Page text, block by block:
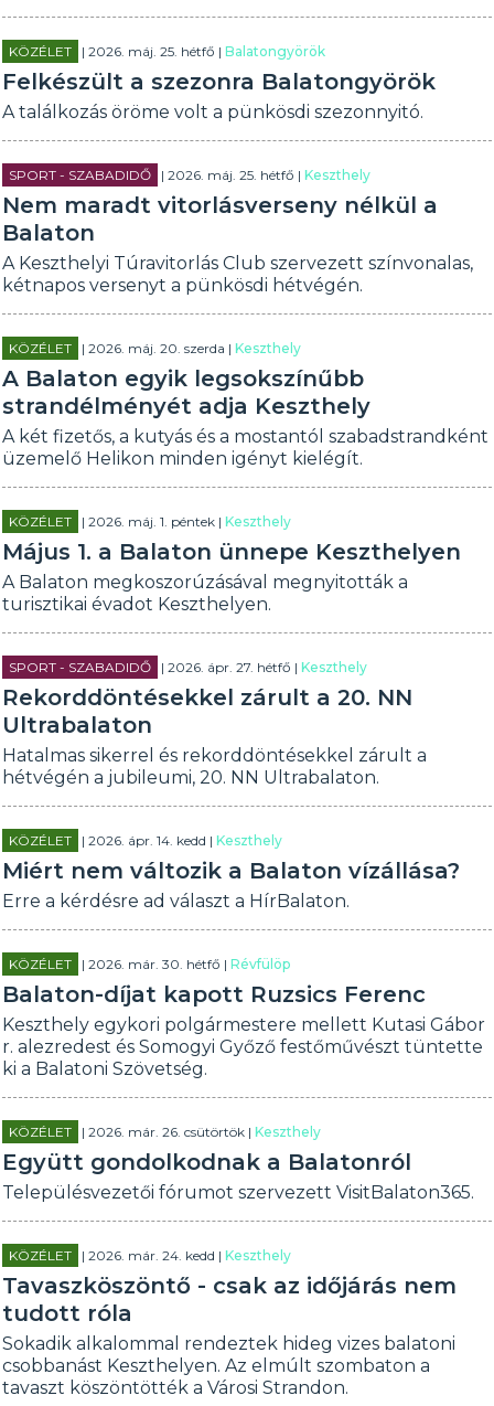
KÖZÉLET | 2026. máj. 25. hétfő |Balatongyörök
Felkészült a szezonra Balatongyörök
A találkozás öröme volt a pünkösdi szezonnyitó.
SPORT - SZABADIDŐ | 2026. máj. 25. hétfő |Keszthely
Nem maradt vitorlásverseny nélkül a
Balaton
A Keszthelyi Túravitorlás Club szervezett színvonalas,
kétnapos versenyt a pünkösdi hétvégén.
KÖZÉLET | 2026. máj. 20. szerda |Keszthely
A Balaton egyik legsokszínűbb
strandélményét adja Keszthely
A két fizetős, a kutyás és a mostantól szabadstrandként
üzemelő Helikon minden igényt kielégít.
KÖZÉLET | 2026. máj. 1. péntek |Keszthely
Május 1. a Balaton ünnepe Keszthelyen
A Balaton megkoszorúzásával megnyitották a
turisztikai évadot Keszthelyen.
SPORT - SZABADIDŐ | 2026. ápr. 27. hétfő |Keszthely
Rekorddöntésekkel zárult a 20. NN
Ultrabalaton
Hatalmas sikerrel és rekorddöntésekkel zárult a
hétvégén a jubileumi, 20. NN Ultrabalaton.
KÖZÉLET | 2026. ápr. 14. kedd |Keszthely
Miért nem változik a Balaton vízállása?
Erre a kérdésre ad választ a HírBalaton.
KÖZÉLET | 2026. már. 30. hétfő |Révfülöp
Balaton-díjat kapott Ruzsics Ferenc
Keszthely egykori polgármestere mellett Kutasi Gábor
r. alezredest és Somogyi Győző festőművészt tüntette
ki a Balatoni Szövetség.
KÖZÉLET | 2026. már. 26. csütörtök |Keszthely
Együtt gondolkodnak a Balatonról
Településvezetői fórumot szervezett VisitBalaton365.
KÖZÉLET | 2026. már. 24. kedd |Keszthely
Tavaszköszöntő - csak az időjárás nem
tudott róla
Sokadik alkalommal rendeztek hideg vizes balatoni
csobbanást Keszthelyen. Az elmúlt szombaton a
tavaszt köszöntötték a Városi Strandon.